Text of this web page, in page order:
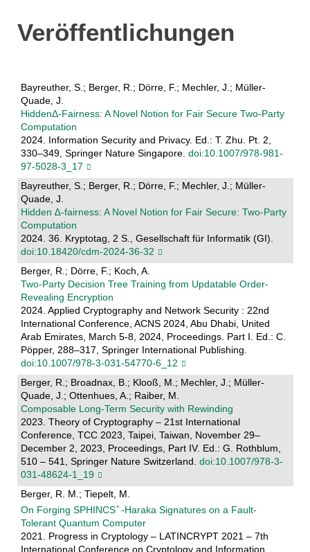
Veröffentlichungen
Bayreuther, S.; Berger, R.; Dörre, F.; Mechler, J.; Müller-
Quade, J.
HiddenΔ-Fairness: A Novel Notion for Fair Secure Two-Party
Computation
2024. Information Security and Privacy. Ed.: T. Zhu. Pt. 2,
330–349, Springer Nature Singapore. doi:10.1007/978-981-
97-5028-3_17
Bayreuther, S.; Berger, R.; Dörre, F.; Mechler, J.; Müller-
Quade, J.
Hidden ∆-fairness: A Novel Notion for Fair Secure: Two-Party
Computation
2024. 36. Kryptotag, 2 S., Gesellschaft für Informatik (GI).
doi:10.18420/cdm-2024-36-32
Berger, R.; Dörre, F.; Koch, A.
Two-Party Decision Tree Training from Updatable Order-
Revealing Encryption
2024. Applied Cryptography and Network Security : 22nd
International Conference, ACNS 2024, Abu Dhabi, United
Arab Emirates, March 5-8, 2024, Proceedings. Part I. Ed.: C.
Pöpper, 288–317, Springer International Publishing.
doi:10.1007/978-3-031-54770-6_12
Berger, R.; Broadnax, B.; Klooß, M.; Mechler, J.; Müller-
Quade, J.; Ottenhues, A.; Raiber, M.
Composable Long-Term Security with Rewinding
2023. Theory of Cryptography – 21st International
Conference, TCC 2023, Taipei, Taiwan, November 29–
December 2, 2023, Proceedings, Part IV. Ed.: G. Rothblum,
510 – 541, Springer Nature Switzerland. doi:10.1007/978-3-
031-48624-1_19
Berger, R. M.; Tiepelt, M.
On Forging SPHINCS -Haraka Signatures on a Fault-
Tolerant Quantum Computer
2021. Progress in Cryptology – LATINCRYPT 2021 – 7th
International Conference on Cryptology and Information